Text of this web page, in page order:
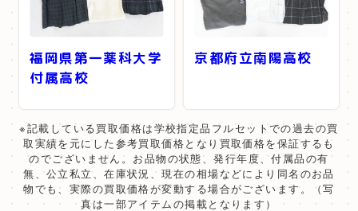
福岡県第一薬科大学
付属高校
京都府立南陽高校
※記載している買取価格は学校指定品フルセットでの過去の買
取実績を元にした参考買取価格となり買取価格を保証するも
のでございません。お品物の状態、発行年度、付属品の有
無、公立私立、在庫状況、現在の相場などにより同名のお品
物でも、実際の買取価格が変動する場合がございます。（写
真は一部アイテムの掲載となります）